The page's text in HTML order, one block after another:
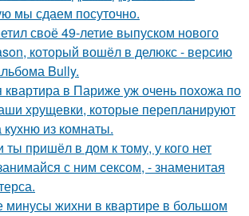
мы сдаем посуточно.
своё 49-летие выпуском нового
который вошёл в делюкс - версию
Bully.
квартира в Париже уж очень похожа по
хрущевки, которые перепланируют
из комнаты.
ты пришёл в дом к тому, у кого нет
с ним сексом, - знаменитая
жихни в квартире в большом